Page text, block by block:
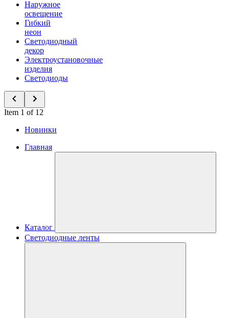
Наружное
освещение
Гибкий
неон
Светодиодный
декор
Электроустановочные
изделия
Светодиоды
Item 1 of 12
Новинки
Главная
Каталог
Светодиодные ленты